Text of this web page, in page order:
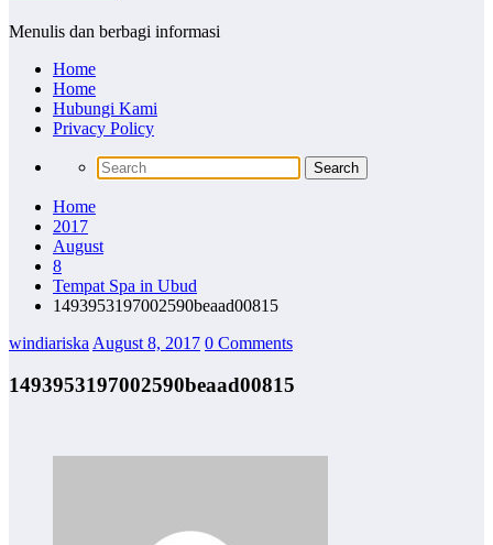
Menulis dan berbagi informasi
Home
Home
Hubungi Kami
Privacy Policy
Home
2017
August
8
Tempat Spa in Ubud
1493953197002590beaad00815
windiariska August 8, 2017 0 Comments
1493953197002590beaad00815